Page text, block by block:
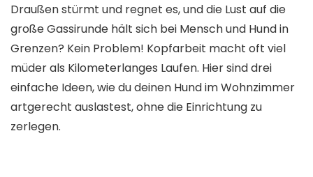
Draußen stürmt und regnet es, und die Lust auf die
große Gassirunde hält sich bei Mensch und Hund in
Grenzen? Kein Problem! Kopfarbeit macht oft viel
müder als Kilometerlanges Laufen. Hier sind drei
einfache Ideen, wie du deinen Hund im Wohnzimmer
artgerecht auslastest, ohne die Einrichtung zu
zerlegen.